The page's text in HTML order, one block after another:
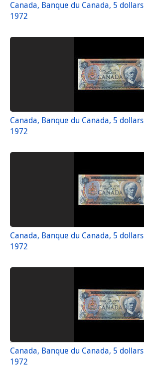
Canada, Banque du Canada, 5 dollars
1972
Canada, Banque du Canada, 5 dollars
1972
Canada, Banque du Canada, 5 dollars
1972
Canada, Banque du Canada, 5 dollars
1972